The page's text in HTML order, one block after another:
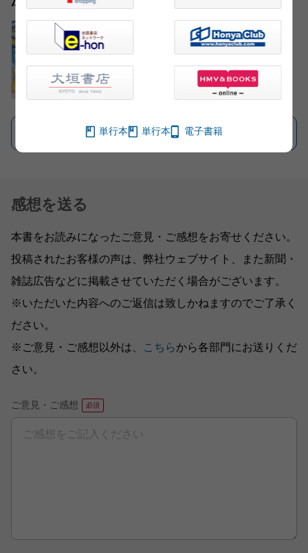
一覧を見る
感想を送る
本書をお読みになったご意見・ご感想をお寄せください。
投稿されたお客様の声は、弊社ウェブサイト、また新聞・
雑誌広告などに掲載させていただく場合がございます。
※いただいた内容へのご返信は致しかねますのでご了承く
ださい。
※ご意見・ご感想以外は、
こちらから各部門にお送りくだ
さい。
ご意見・ご感想
単行本 単行本 電子書籍